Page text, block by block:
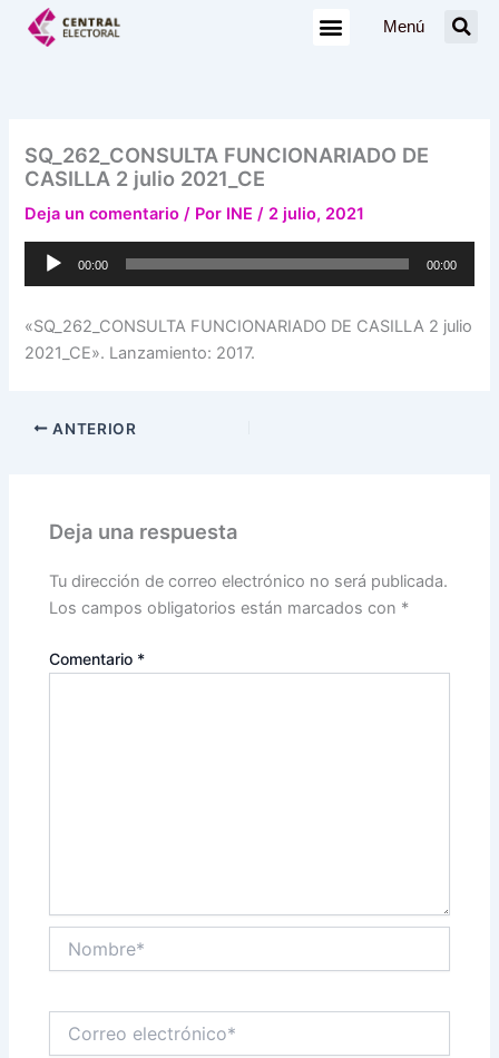
Menú
SQ_262_CONSULTA FUNCIONARIADO DE
CASILLA 2 julio 2021_CE
Deja un comentario / Por INE/ 2 julio, 2021
Reproductor
00:00 00:00
«SQ_262_CONSULTA FUNCIONARIADO DE CASILLA 2 julio
2021_CE». Lanzamiento: 2017.
ANTERIOR
Deja una respuesta
Tu dirección de correo electrónico no será publicada.
Los campos obligatorios están marcados con *
Comentario *
electrónico*